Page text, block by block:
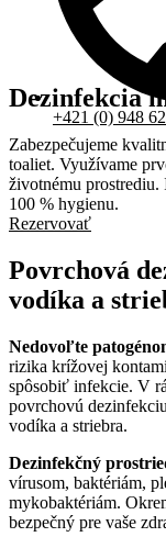
+421 (0) 948
Dezinfekcia
Zabezpečujeme
toaliet. Využívame
životnému prostrediu.
100 % hygienu.
Rezervovať
Povrchová
vodíka a
Nedovoľte
rizika krížovej
spôsobiť infekcie. V
povrchovú
vodíka a striebra.
Dezinfekčný
vírusom, baktériám,
mykobaktériám.
bezpečný pre vaše